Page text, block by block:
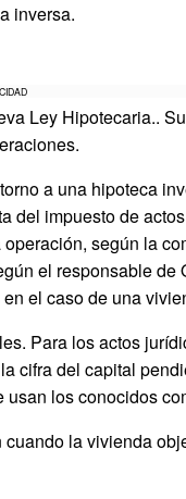
inversa.
Ley Hipotecaria..
a una hipoteca
del impuesto de
según la
el responsable de
el caso de una
Para los actos
cifra del capital
los conocidos
la vivienda